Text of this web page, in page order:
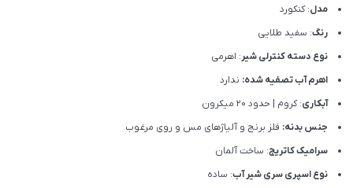
مدل: کنکورد
رنگ: سفید طلایی
نوع دسته کنترلی شیر: اهرمی
اهرم آب تصفیه شده: ندارد
آبکاری: کروم | حدود 20 میکرون
جنس بدنه: فلز برنج و آلیاژهای مس و روی مرغوب
سرامیک کاتریج: ساخت آلمان
نوع اسپری سری شیر آب: ساده